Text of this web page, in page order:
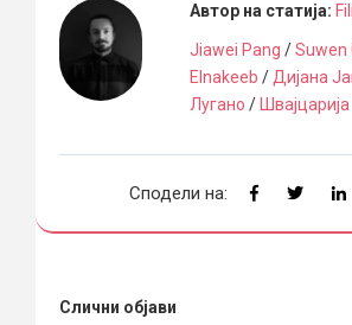
Автор на статија:
Jiawei Pang /Suwen
Elnakeeb /Дијана
Лугано / Швајцарија
Сподели на:
Слични објави